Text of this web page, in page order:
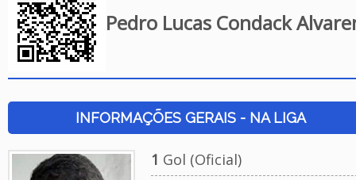
Pedro Lucas Condack
INFORMAÇÕES GERAIS - NA LIGA
1 Gol (Oficial)